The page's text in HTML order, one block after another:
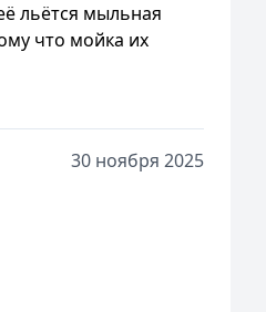
льётся мыльная
что мойка их
30 ноября 2025